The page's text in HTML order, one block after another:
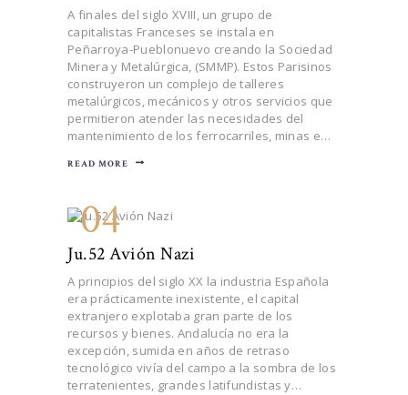
A finales del siglo XVIII, un grupo de
capitalistas Franceses se instala en
Peñarroya-Pueblonuevo creando la Sociedad
Minera y Metalúrgica, (SMMP). Estos Parisinos
construyeron un complejo de talleres
metalúrgicos, mecánicos y otros servicios que
permitieron atender las necesidades del
mantenimiento de los ferrocarriles, minas e…
READ MORE
04
Ju.52 Avión Nazi
A principios del siglo XX la industria Española
era prácticamente inexistente, el capital
extranjero explotaba gran parte de los
recursos y bienes. Andalucía no era la
excepción, sumida en años de retraso
tecnológico vivía del campo a la sombra de los
terratenientes, grandes latifundistas y…